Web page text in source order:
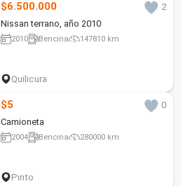
$6.500.000
2
Nissan terrano, año 2010
2010 Bencina 147810 km
Quilicura
$5
0
Camioneta
2004 Bencina 280000 km
Pinto